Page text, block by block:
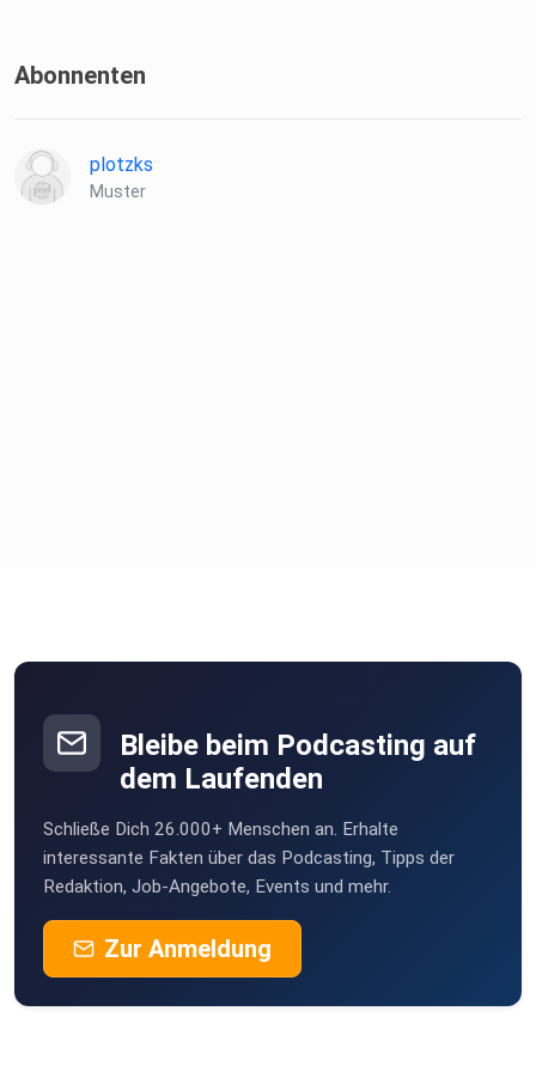
Abonnenten
plotzks
Muster
Bleibe beim Podcasting auf
dem Laufenden
Schließe Dich 26.000+ Menschen an. Erhalte
interessante Fakten über das Podcasting, Tipps der
Redaktion, Job-Angebote, Events und mehr.
Zur Anmeldung